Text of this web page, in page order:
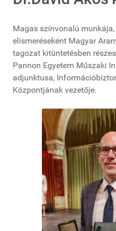
Magas színvonalú
elismeréseként Magyar
tagozat kitüntetésben
Pannon Egyetem Műszaki
adjunktusa,
Központjának vezetője.